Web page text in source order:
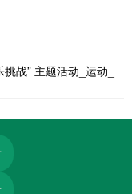
战” 主题活动_运动_